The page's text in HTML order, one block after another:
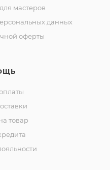
мастеров
данных
оферты
товар